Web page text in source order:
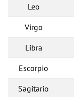
Leo
Virgo
Libra
Escorpio
Sagitario